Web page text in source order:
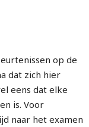
op de
dat zich hier
eens dat elke
is. Voor
naar het examen